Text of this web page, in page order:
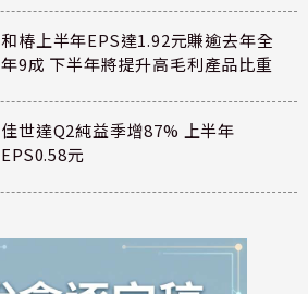
和椿上半年EPS達1.92元賺逾去年全
年9成 下半年將提升高毛利產品比重
佳世達Q2純益季增87% 上半年
EPS0.58元